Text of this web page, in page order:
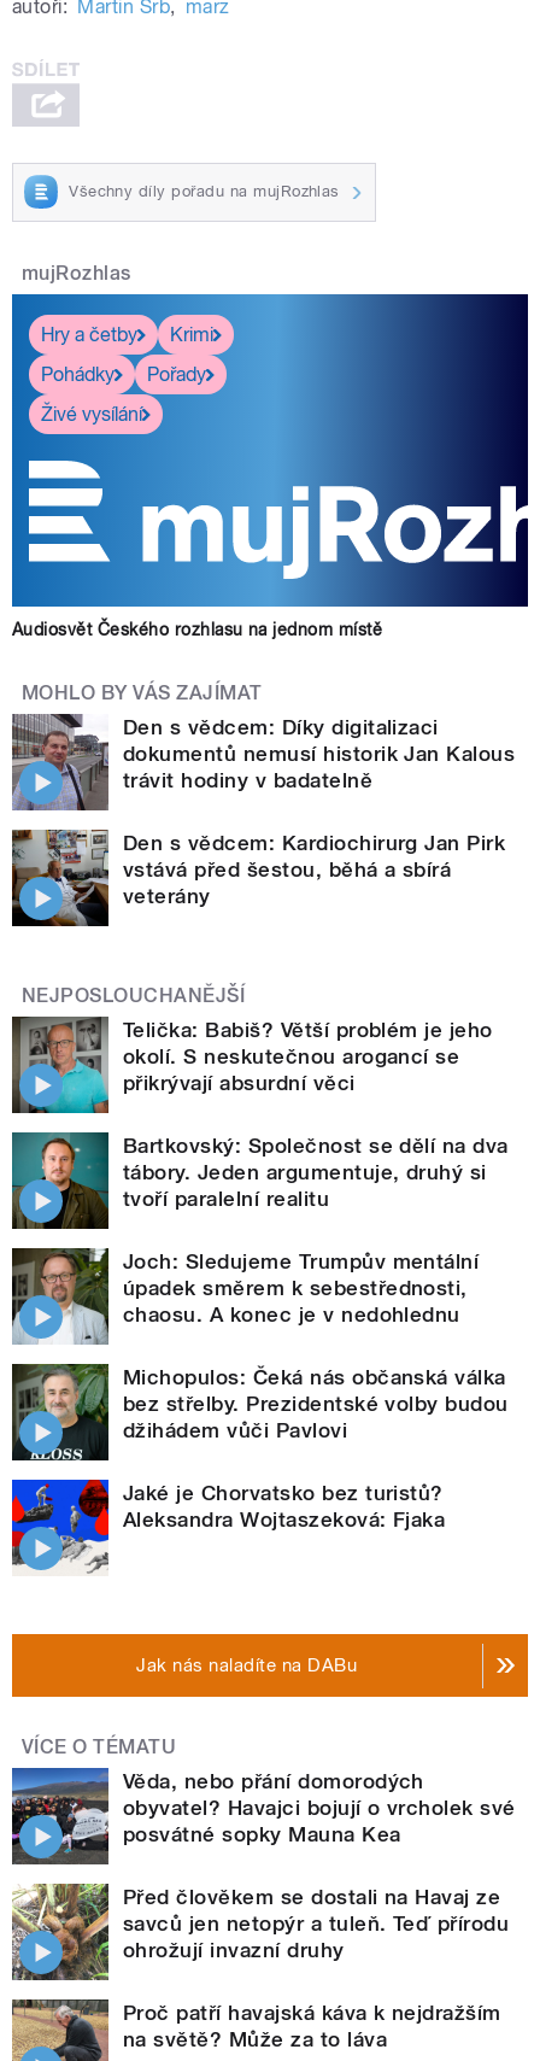
autoři: Martin Srb, marz
Všechny díly pořadu na mujRozhlas
mujRozhlas
Hry a četby
Krimi
Pohádky
Pořady
Živé vysílání
Audiosvět Českého rozhlasu na jednom místě
MOHLO BY VÁS ZAJÍMAT
Den s vědcem: Díky digitalizaci
dokumentů nemusí historik Jan Kalous
trávit hodiny v badatelně
Den s vědcem: Kardiochirurg Jan Pirk
vstává před šestou, běhá a sbírá
veterány
NEJPOSLOUCHANĚJŠÍ
Telička: Babiš? Větší problém je jeho
okolí. S neskutečnou arogancí se
přikrývají absurdní věci
Bartkovský: Společnost se dělí na dva
tábory. Jeden argumentuje, druhý si
tvoří paralelní realitu
Joch: Sledujeme Trumpův mentální
úpadek směrem k sebestřednosti,
chaosu. A konec je v nedohlednu
Michopulos: Čeká nás občanská válka
bez střelby. Prezidentské volby budou
džihádem vůči Pavlovi
Jaké je Chorvatsko bez turistů?
Aleksandra Wojtaszeková: Fjaka
Jak nás naladíte na DABu
VÍCE O TÉMATU
Věda, nebo přání domorodých
obyvatel? Havajci bojují o vrcholek své
posvátné sopky Mauna Kea
Před člověkem se dostali na Havaj ze
savců jen netopýr a tuleň. Teď přírodu
ohrožují invazní druhy
Proč patří havajská káva k nejdražším
na světě? Může za to láva